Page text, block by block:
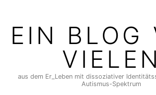
contentEIN BLOG
VIELEN
aus dem Er_Leben mit dissoziativer
Autismus-Spektrum